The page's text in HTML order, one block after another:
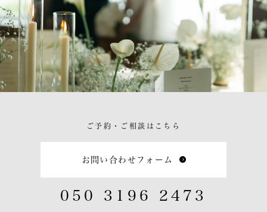
ご予約・ご相談はこちら
お問い合わせフォーム
050 3196 2473